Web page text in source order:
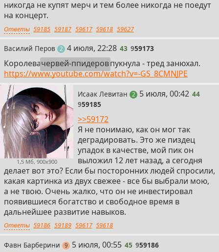
никогда не купят мерч и тем более никогда не поедут
на концерт.
Ответы 59185 59187 59617 59618 59627
Василий Перов 2поста
43
4 июля, 22:28 43 959173
Королевачервей-ппидеровпукнула - тред занюхал.
https://www.youtube.com/watch?v=-GS_8CMNJPE
1,5 Мб, 900x900
Исаак Левитан 2поста
44
5 июля, 00:42 44
959185
>>59172
Я не понимаю, как он мог так
деградировать. Это же пиздец
упадок в качестве, мой пик он
выложил 12 лет назад, а сегодня
делает вот это? Если бы посторонних людей спросили,
какая картинка из двух свежее - все бы выбрали мою,
а не твою. Очень жалко, что он не инвестировал
появившиеся богатство и свободное время в
дальнейшее развитие навыков.
Ответы 59186 59189 59617 59618
Фавн Барберини 9постов
45
5 июля, 00:55 45 959186